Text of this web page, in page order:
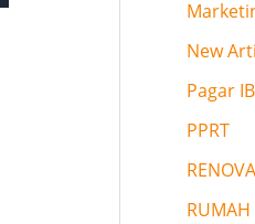
New
Pagar
PPRT
RUMAH